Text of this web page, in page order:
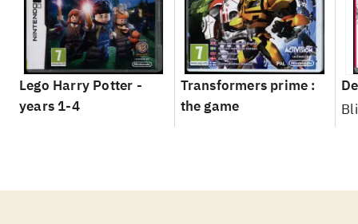
Lego Harry Potter -
years 1-4
Transformers prime :
the game